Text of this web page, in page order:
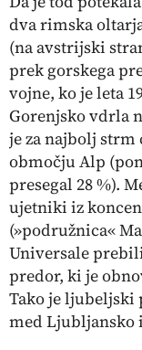
dva rimska
(na avstrijski
prek gorskega
vojne, ko je leta
Gorenjsko vdrla
je za najbolj strm
območju Alp
presegal 28 %).
ujetniki iz
(»podružnica«
Universale
predor, ki je
Tako je ljubeljski
med Ljubljansko